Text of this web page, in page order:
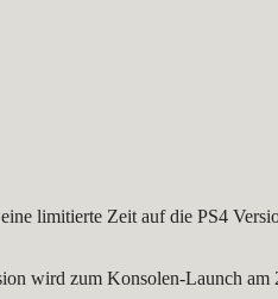
limitierte Zeit auf die PS4
wird zum Konsolen-Launch am